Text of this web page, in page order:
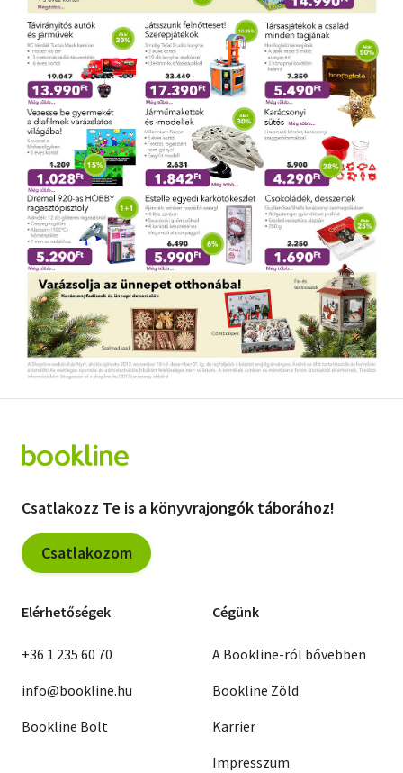
Csatlakozz Te is a könyvrajongók táborához!
Csatlakozom
Elérhetőségek
+36 1 235 60 70
info@bookline.hu
Bookline Bolt
Cégünk
A Bookline-ról bővebben
Bookline Zöld
Karrier
Impresszum